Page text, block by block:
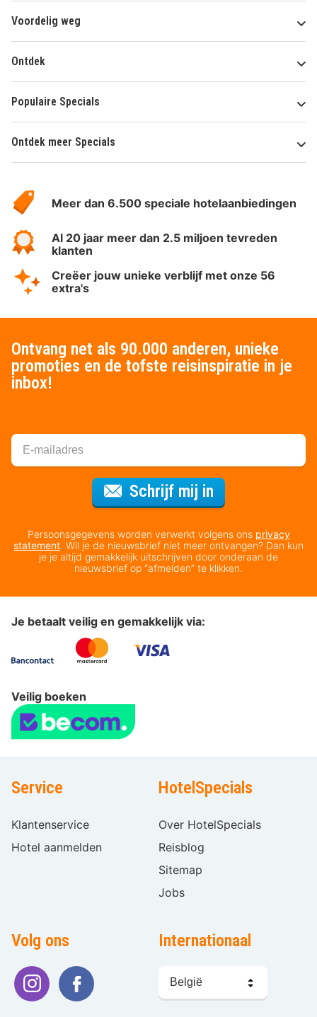
Voordelig weg
Ontdek
Populaire Specials
Ontdek meer Specials
HotelSpecials
Meer dan 6.500 speciale hotelaanbiedingen
Al 20 jaar meer dan 2.5 miljoen tevreden
klanten
Creëer jouw unieke verblijf met onze 56
extra's
Ontvang net als 90.000 anderen, unieke
promoties en de tofste reisinspiratie in je
inbox!
Schrijf mij in
Persoonsgegevens worden verwerkt volgens ons privacy
statement. Wil je de nieuwsbrief niet meer ontvangen? Dan kun
je je altijd gemakkelijk uitschrijven door onderaan de
nieuwsbrief op “afmelden” te klikken.
Je betaalt veilig en gemakkelijk via:
Veilig boeken
Service
Klantenservice
Hotel aanmelden
HotelSpecials
Over HotelSpecials
Reisblog
Sitemap
Jobs
Volg ons Internationaal
kiezen